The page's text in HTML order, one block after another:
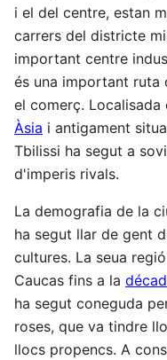
i el del centre, estan
carrers del districte
important centre
és una important ruta
el comerç.
Àsia i antigament
Tbilissi ha segut a
d'imperis rivals.
La demografia de la
ha segut llar de gent
cultures. La seua
Caucas fins a la
ha segut coneguda
roses, que va tindre
llocs propencs. A